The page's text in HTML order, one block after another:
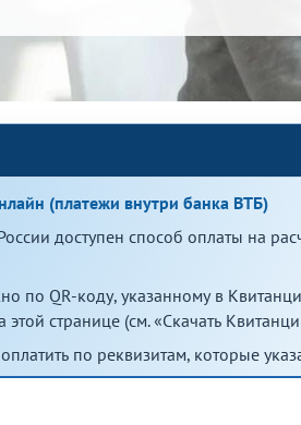
(платежи внутри банка ВТБ)
доступен способ оплаты на
по QR-коду, указанному в
этой странице (см. «Скачать
по реквизитам, которые